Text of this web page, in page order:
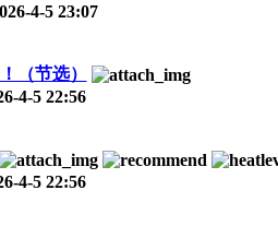
4-5 23:07
（节选）
4-5 22:56
4-5 22:56